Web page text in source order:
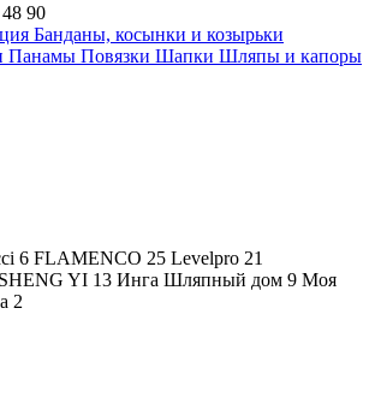
48 90
Банданы, косынки и козырьки
Панамы Повязки Шапки Шляпы и капоры
6 FLAMENCO 25 Levelpro 21
SHENG YI 13 Инга Шляпный дом 9 Моя
2